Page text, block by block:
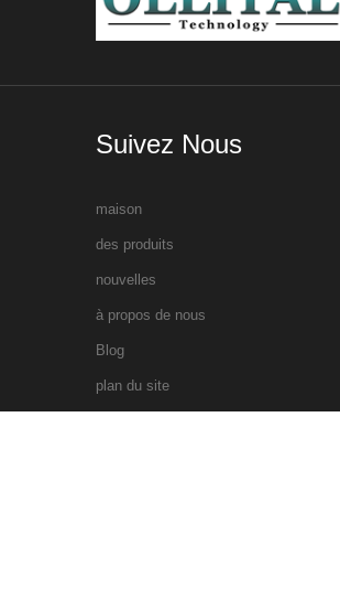
Suivez Nous
maison
des produits
nouvelles
à propos de nous
Blog
plan du site